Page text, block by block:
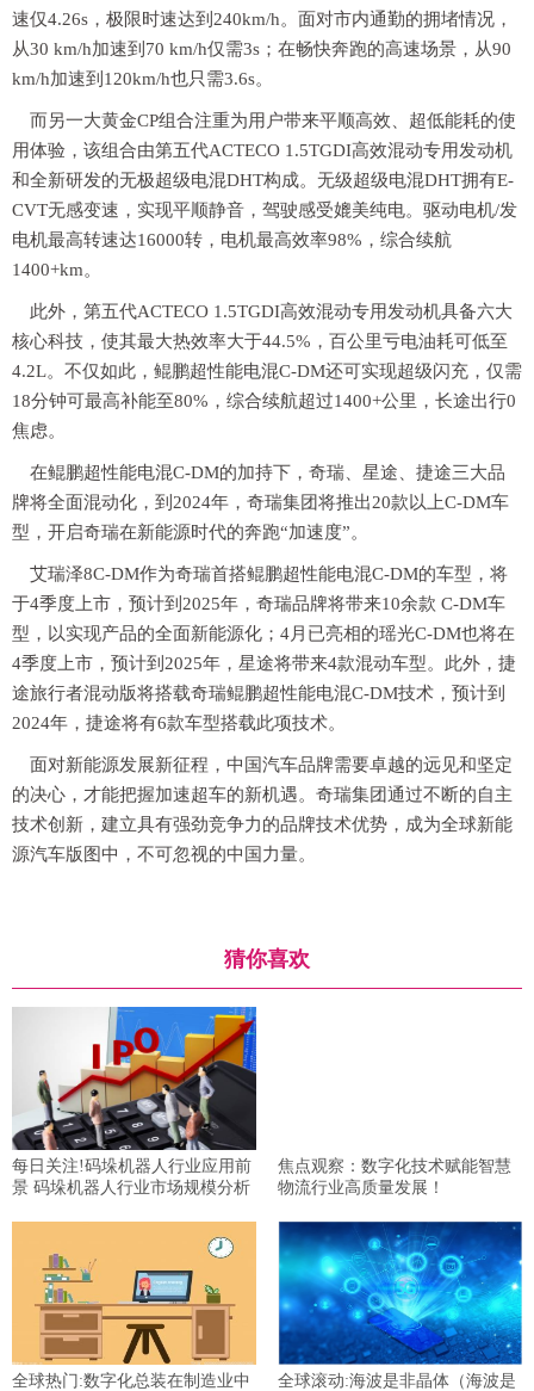
速仅4.26s，极限时速达到240km/h。面对市内通勤的拥堵情况，
从30 km/h加速到70 km/h仅需3s；在畅快奔跑的高速场景，从90
km/h加速到120km/h也只需3.6s。
而另一大黄金CP组合注重为用户带来平顺高效、超低能耗的使
用体验，该组合由第五代ACTECO 1.5TGDI高效混动专用发动机
和全新研发的无极超级电混DHT构成。无级超级电混DHT拥有E-
CVT无感变速，实现平顺静音，驾驶感受媲美纯电。驱动电机/发
电机最高转速达16000转，电机最高效率98%，综合续航
1400+km。
此外，第五代ACTECO 1.5TGDI高效混动专用发动机具备六大
核心科技，使其最大热效率大于44.5%，百公里亏电油耗可低至
4.2L。不仅如此，鲲鹏超性能电混C-DM还可实现超级闪充，仅需
18分钟可最高补能至80%，综合续航超过1400+公里，长途出行0
焦虑。
在鲲鹏超性能电混C-DM的加持下，奇瑞、星途、捷途三大品
牌将全面混动化，到2024年，奇瑞集团将推出20款以上C-DM车
型，开启奇瑞在新能源时代的奔跑“加速度”。
艾瑞泽8C-DM作为奇瑞首搭鲲鹏超性能电混C-DM的车型，将
于4季度上市，预计到2025年，奇瑞品牌将带来10余款 C-DM车
型，以实现产品的全面新能源化；4月已亮相的瑶光C-DM也将在
4季度上市，预计到2025年，星途将带来4款混动车型。此外，捷
途旅行者混动版将搭载奇瑞鲲鹏超性能电混C-DM技术，预计到
2024年，捷途将有6款车型搭载此项技术。
面对新能源发展新征程，中国汽车品牌需要卓越的远见和坚定
的决心，才能把握加速超车的新机遇。奇瑞集团通过不断的自主
技术创新，建立具有强劲竞争力的品牌技术优势，成为全球新能
源汽车版图中，不可忽视的中国力量。
猜你喜欢
每日关注!码垛机器人行业应用前
景 码垛机器人行业市场规模分析
焦点观察：数字化技术赋能智慧
物流行业高质量发展！
全球热门:数字化总装在制造业中
全球滚动:海波是非晶体（海波是